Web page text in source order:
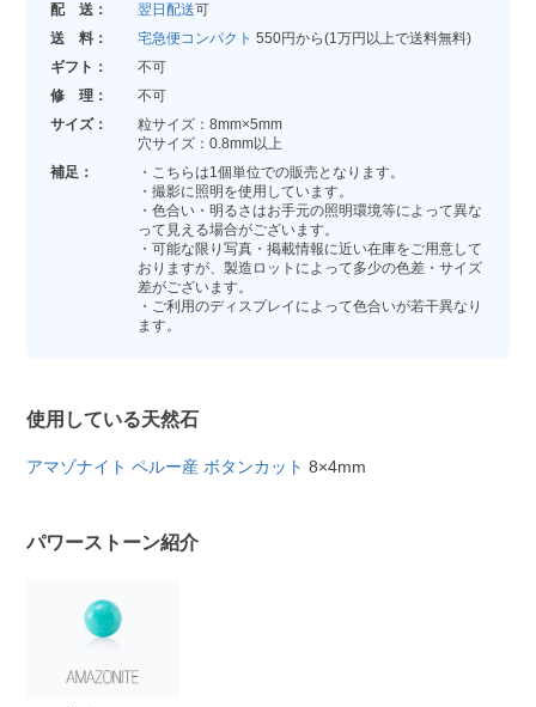
配 送： 翌日配送可
送 料：
宅急便コンパクト 550円から(1万円以上で送料無料)
ギフト：
不可
修 理：
不可
サイズ：
粒サイズ：8mm×5mm
穴サイズ：0.8mm以上
補足：
・こちらは1個単位での販売となります。
・撮影に照明を使用しています。
・色合い・明るさはお手元の照明環境等によって異な
って見える場合がございます。
・可能な限り写真・掲載情報に近い在庫をご用意して
おりますが、製造ロットによって多少の色差・サイズ
差がございます。
・ご利用のディスプレイによって色合いが若干異なり
ます。
使用している天然石
アマゾナイト ペルー産 ボタンカット 8×4mm
パワーストーン紹介